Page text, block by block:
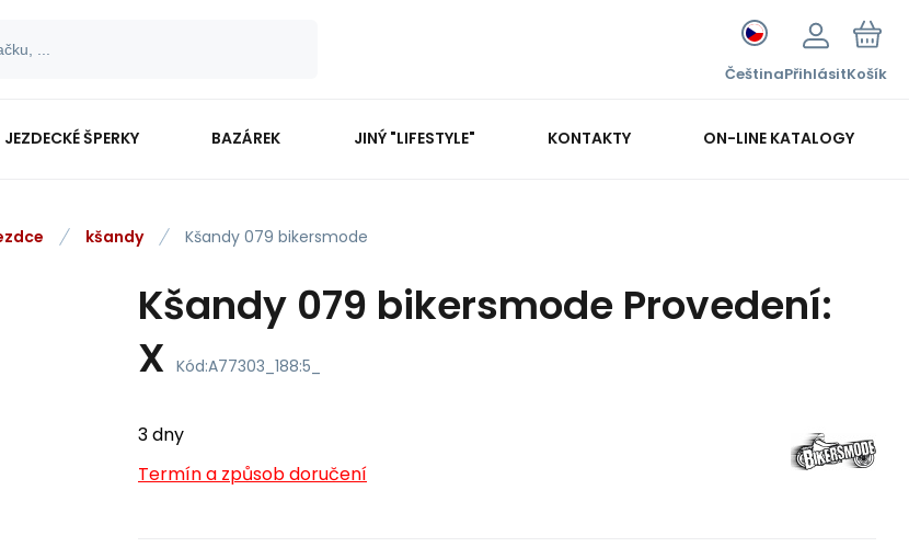
ČeštinaPřihlásitKošík
JEZDECKÉ ŠPERKY BAZÁREK JINÝ "LIFESTYLE" KONTAKTY ON-LINE KATALOGY
kšandy Kšandy 079 bikersmode
Kšandy 079 bikersmode Provedení:
X Kód:A77303_188:5_
3 dny
Termín a způsob doručení